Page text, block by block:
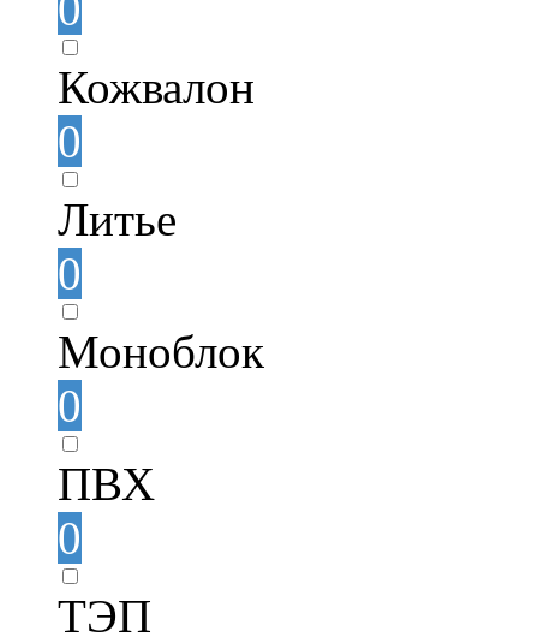
Кожвалон
0
Литье
0
Моноблок
0
ПВХ
0
ТЭП